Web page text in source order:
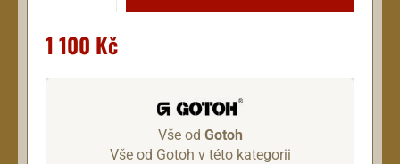
1 100 Kč
Vše od Gotoh
Vše od Gotoh v této kategorii